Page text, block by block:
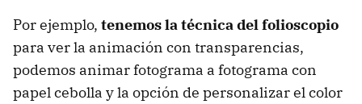
Por ejemplo, tenemos la técnica del folioscopio
para ver la animación con transparencias,
podemos animar fotograma a fotograma con
papel cebolla y la opción de personalizar el color